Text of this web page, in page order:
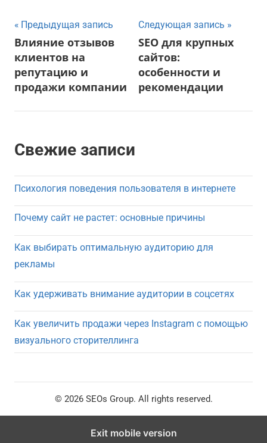
Навигация
по
записям
Предыдущая запись
Влияние отзывов
клиентов на
репутацию и
продажи компании
Следующая запись
SEO для крупных
сайтов:
особенности и
рекомендации
Свежие записи
Психология поведения пользователя в интернете
Почему сайт не растет: основные причины
Как выбирать оптимальную аудиторию для
рекламы
Как удерживать внимание аудитории в соцсетях
Как увеличить продажи через Instagram с помощью
визуального сторителлинга
© 2026 SEOs Group. All rights reserved.
Exit mobile version